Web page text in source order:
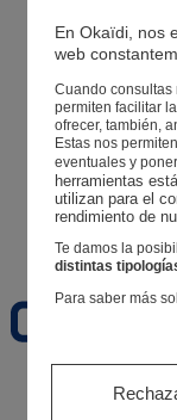
Botigues
La teva
Segueix una
Cistella
Favorits
Naixement 0-
En Okaïdi, nos
web
Cuando consultas
permiten facilitar
ofrecer, también,
Estas nos permiten
eventuales y
herramientas
utilizan para el
rendimiento de
Te damos la
distintas
Para saber más